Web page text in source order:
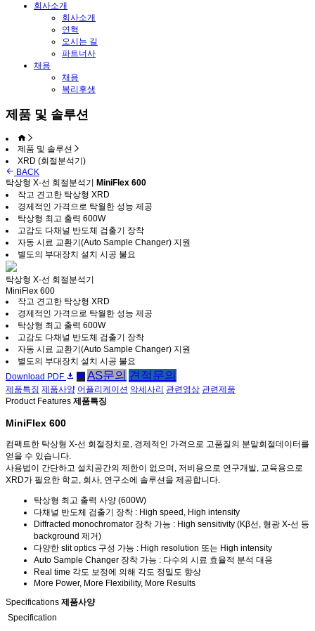
회사소개
회사소개
연혁
오시는 길
파트너사
채용
채용
복리후생
제품 및 솔루션
제품 및 솔루션
XRD (회절분석기)
BACK
탁상형 X-선 회절분석기 MiniFlex 600
작고 견고한 탁상형 XRD
경제적인 가격으로 탁월한 성능 제공
탁상형 최고 출력 600W
고감도 다채널 반도체 검출기 장착
자동 시료 교환기(Auto Sample Changer) 지원
별도의 부대장치 설치 시공 불요
탁상형 X-선 회절분석기
MiniFlex 600
작고 견고한 탁상형 XRD
경제적인 가격으로 탁월한 성능 제공
탁상형 최고 출력 600W
고감도 다채널 반도체 검출기 장착
자동 시료 교환기(Auto Sample Changer) 지원
별도의 부대장치 설치 시공 불요
Download PDF
AS문의 견적문의
제품특징 제품사양 어플리케이션 악세사리 관련영상 관련제품
Product Features 제품특징
MiniFlex 600
컴팩트한 탁상형 X-선 회절장치로, 경제적인 가격으로 고품질의 분말회절데이터를
얻을 수 있습니다.
사용법이 간단하고 설치공간의 제한이 없으며, 저비용으로 연구개발, 교육용으로
XRD가 필요한 학교, 회사, 연구소에 솔루션을 제공합니다.
탁상형 최고 출력 사양 (600W)
다채널 반도체 검출기 장착 : High speed, High intensity
Diffracted monochromator 장착 가능 : High sensitivity (Kβ선, 형광 X-선 등
background 제거)
다양한 slit optics 구성 가능 : High resolution 또는 High intensity
Auto Sample Changer 장착 가능 : 다수의 시료 효율적 분석 대응
Real time 각도 보정에 의해 각도 정밀도 향상
More Power, More Flexibility, More Results
Specifications 제품사양
Specification